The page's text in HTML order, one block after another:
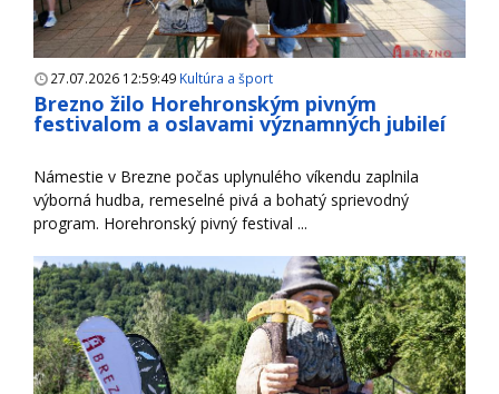
27.07.2026 12:59:49 Kultúra a šport
Brezno žilo Horehronským pivným
festivalom a oslavami významných jubileí
Námestie v Brezne počas uplynulého víkendu zaplnila
výborná hudba, remeselné pivá a bohatý sprievodný
program. Horehronský pivný festival ...